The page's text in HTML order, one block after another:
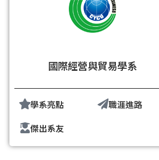
國際經營與貿易學系
學系亮點
傑出系友
職涯進路